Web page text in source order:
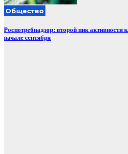
Общество
Роспотребнадзор: второй пик
начале сентября